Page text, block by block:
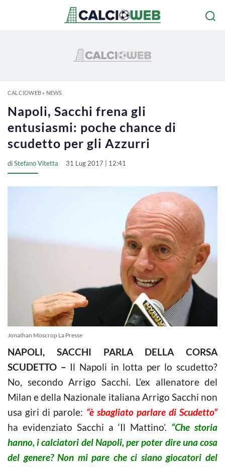
CALCIOWEB» NEWS
Napoli, Sacchi frena gli
entusiasmi: poche chance di
scudetto per gli Azzurri
diStefano Vitetta 31 Lug 2017 | 12:41
Jonathan Moscrop La Presse
NAPOLI, SACCHI PARLA DELLA CORSA
SCUDETTO – Il Napoli in lotta per lo scudetto?
No, secondo Arrigo Sacchi. L’ex allenatore del
Milan e della Nazionale italiana Arrigo Sacchi non
usa giri di parole: “è sbagliato parlare di Scudetto”
ha evidenziato Sacchi a ‘Il Mattino’. “Che storia
hanno, i calciatori del Napoli, per poter dire una cosa
del genere? Non mi pare che ci siano giocatori del